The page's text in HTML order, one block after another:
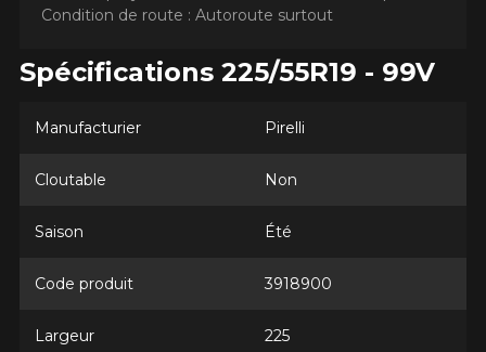
Condition de route : Autoroute surtout
Spécifications 225/55R19 - 99V
Manufacturier Pirelli
Cloutable Non
Saison Été
Code produit 3918900
Largeur 225
Votre avis concernant le